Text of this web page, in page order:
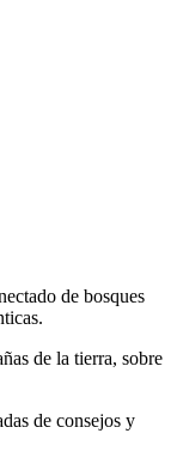
de bosques
de la tierra, sobre
de consejos y